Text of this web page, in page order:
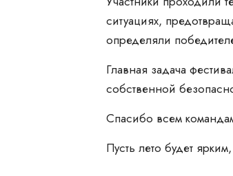
ситуациях,
определяли
Главная задача
собственной
Спасибо всем
Пусть лето будет